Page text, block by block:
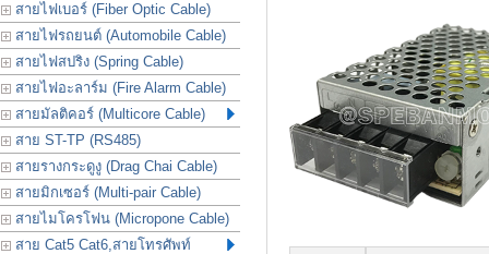
สายไฟเบอร์ (Fiber Optic Cable)
สายไฟรถยนต์ (Automobile Cable)
สายไฟสปริง (Spring Cable)
สายไฟอะลาร์ม (Fire Alarm Cable)
สายมัลติคอร์ (Multicore Cable)
สาย ST-TP (RS485)
สายรางกระดูงู (Drag Chai Cable)
สายมิกเซอร์ (Multi-pair Cable)
สายไมโครโฟน (Micropone Cable)
สาย Cat5 Cat6,สายโทรศัพท์